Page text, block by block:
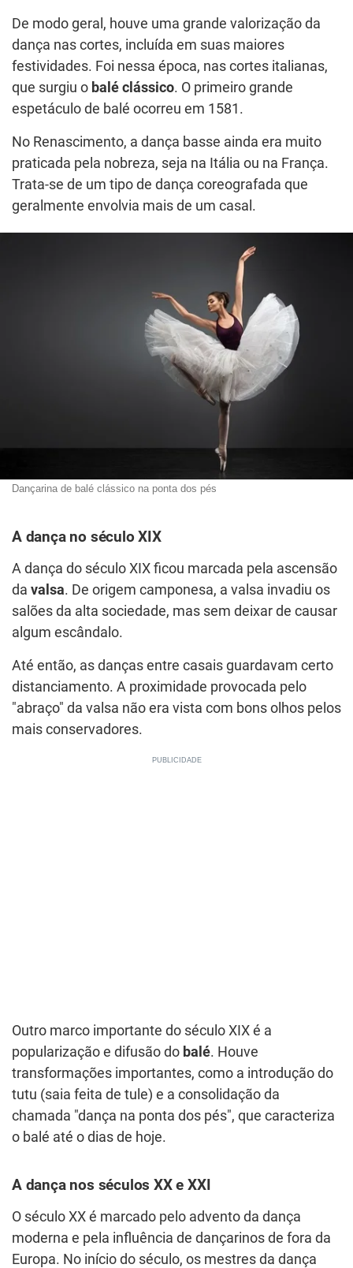
De modo geral, houve uma grande valorização da
dança nas cortes, incluída em suas maiores
festividades. Foi nessa época, nas cortes italianas,
que surgiu o balé clássico. O primeiro grande
espetáculo de balé ocorreu em 1581.
No Renascimento, a dança basse ainda era muito
praticada pela nobreza, seja na Itália ou na França.
Trata-se de um tipo de dança coreografada que
geralmente envolvia mais de um casal.
Dançarina de balé clássico na ponta dos pés
A dança no século XIX
A dança do século XIX ficou marcada pela ascensão
da valsa. De origem camponesa, a valsa invadiu os
salões da alta sociedade, mas sem deixar de causar
algum escândalo.
Até então, as danças entre casais guardavam certo
distanciamento. A proximidade provocada pelo
"abraço" da valsa não era vista com bons olhos pelos
mais conservadores.
Outro marco importante do século XIX é a
popularização e difusão do balé. Houve
transformações importantes, como a introdução do
tutu (saia feita de tule) e a consolidação da
chamada "dança na ponta dos pés", que caracteriza
o balé até o dias de hoje.
A dança nos séculos XX e XXI
O século XX é marcado pelo advento da dança
moderna e pela influência de dançarinos de fora da
Europa. No início do século, os mestres da dança